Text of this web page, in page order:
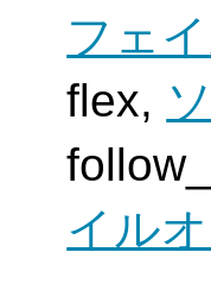
フェ
flex,
イル